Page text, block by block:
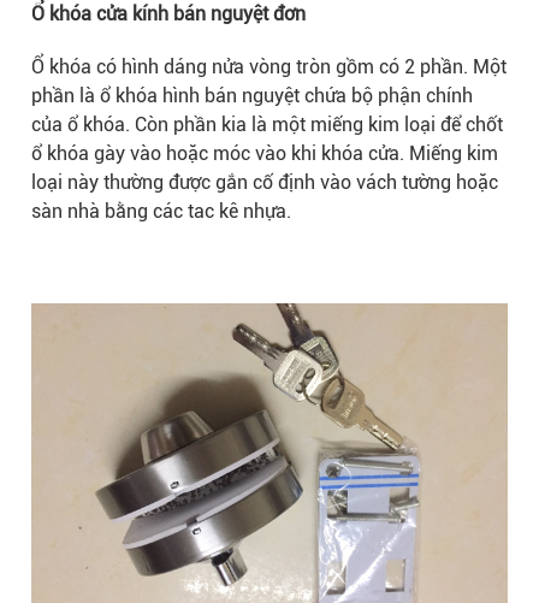
Ổ khóa cửa kính bán nguyệt đơn
Ổ khóa có hình dáng nửa vòng tròn gồm có 2 phần. Một
phần là ổ khóa hình bán nguyệt chứa bộ phận chính
của ổ khóa. Còn phần kia là một miếng kim loại để chốt
ổ khóa gày vào hoặc móc vào khi khóa cửa. Miếng kim
loại này thường được gắn cố định vào vách tường hoặc
sàn nhà bằng các tac kê nhựa.